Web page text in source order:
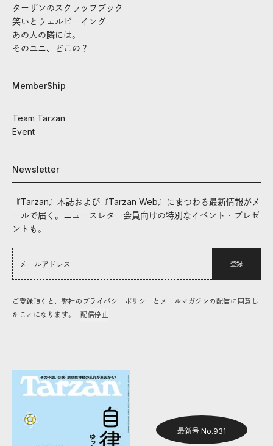
ターザンのスクラップブック
笑いとウェルビーイング
あの人の隣には。
そのユニ、どこの？
MemberShip
Team Tarzan
Event
Newsletter
『Tarzan』本誌および『Tarzan Web』にまつわる最新情報がメ
ールで届く。ニュースレター会員向けの特別なイベント・プレゼ
ントも。
登録
ご登録頂くと、弊社のプライバシーポリシーとメールマガジンの配信に同意し
たことになります。
配信停止
最新号 No.931